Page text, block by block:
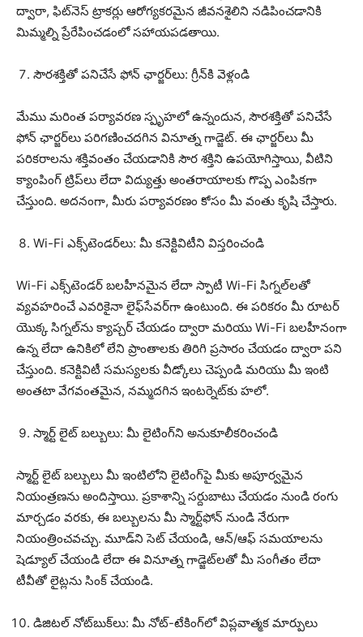
ద్వారా, ఫిట్‌నెస్ ట్రాకర్లు ఆరోగ్యకరమైన జీవనశైలిని నడిపించడానికి
మిమ్మల్ని ప్రేరేపించడంలో సహాయపడతాయి.
సౌరశక్తితో పనిచేసే ఫోన్ ఛార్జర్‌లు: గ్రీన్‌కి వెళ్లండి
మేము మరింత పర్యావరణ స్పృహలో ఉన్నందున, సౌరశక్తితో పనిచేసే
ఫోన్ ఛార్జర్‌లు పరిగణించదగిన వినూత్న గాడ్జెట్. ఈ ఛార్జర్‌లు మీ
పరికరాలను శక్తివంతం చేయడానికి సౌర శక్తిని ఉపయోగిస్తాయి, వీటిని
క్యాంపింగ్ ట్రిప్‌లు లేదా విద్యుత్తు అంతరాయాలకు గొప్ప ఎంపికగా
చేస్తుంది. అదనంగా, మీరు పర్యావరణం కోసం మీ వంతు కృషి చేస్తారు.
Wi-Fi ఎక్స్‌టెండర్‌లు: మీ కనెక్టివిటీని విస్తరించండి
Wi-Fi ఎక్స్‌టెండర్ బలహీనమైన లేదా స్పాటీ Wi-Fi సిగ్నల్‌లతో
వ్యవహరించే ఎవరికైనా లైఫ్‌సేవర్‌గా ఉంటుంది. ఈ పరికరం మీ రూటర్
యొక్క సిగ్నల్‌ను క్యాప్చర్ చేయడం ద్వారా మరియు Wi-Fi బలహీనంగా
ఉన్న లేదా ఉనికిలో లేని ప్రాంతాలకు తిరిగి ప్రసారం చేయడం ద్వారా పని
చేస్తుంది. కనెక్టివిటీ సమస్యలకు వీడ్కోలు చెప్పండి మరియు మీ ఇంటి
అంతటా వేగవంతమైన, నమ్మదగిన ఇంటర్నెట్‌కు హలో.
స్మార్ట్ లైట్ బల్బులు: మీ లైటింగ్‌ని అనుకూలీకరించండి
స్మార్ట్ లైట్ బల్బులు మీ ఇంటిలోని లైటింగ్‌పై మీకు అపూర్వమైన
నియంత్రణను అందిస్తాయి. ప్రకాశాన్ని సర్దుబాటు చేయడం నుండి రంగు
మార్చడం వరకు, ఈ బల్బులను మీ స్మార్ట్‌ఫోన్ నుండి నేరుగా
నియంత్రించవచ్చు. మూడ్‌ని సెట్ చేయండి, ఆన్/ఆఫ్ సమయాలను
షెడ్యూల్ చేయండి లేదా ఈ వినూత్న గాడ్జెట్‌లతో మీ సంగీతం లేదా
టీవీతో లైట్లను సింక్ చేయండి.
డిజిటల్ నోట్‌బుక్‌లు: మీ నోట్-టేకింగ్‌లో విప్లవాత్మక మార్పులు